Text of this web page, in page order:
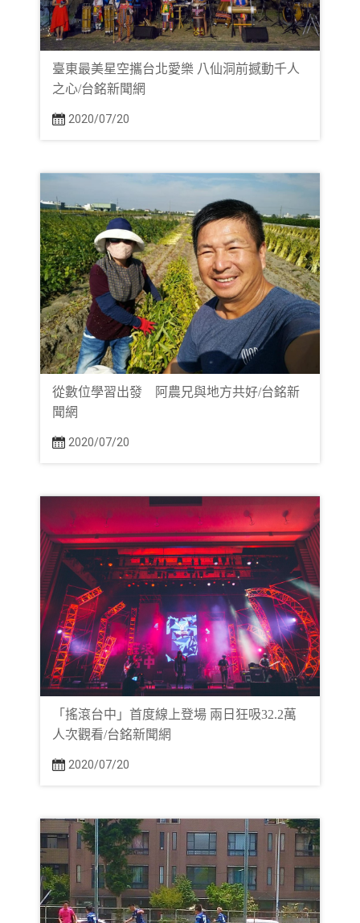
臺東最美星空攜台北愛樂 八仙洞前撼動千人
之心/台銘新聞網
2020/07/20
從數位學習出發 阿農兄與地方共好/台銘新
聞網
2020/07/20
「搖滾台中」首度線上登場 兩日狂吸32.2萬
人次觀看/台銘新聞網
2020/07/20